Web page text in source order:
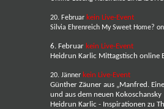
20. Februar kein Live-Event
Silvia Ehrenreich My Sweet Home?
6. Februar kein Live-Event
Heidrun Karlic Mittagstisch online
20. Jänner kein Live-Event
Günther Zäuner aus „Manfred.
und aus dem neuen Kokoschansky
Heidrun Karlic - Inspirationen zu